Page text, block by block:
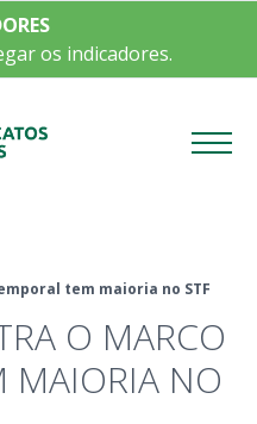
os indicadores.
tem maioria no STF
O MARCO
MAIORIA NO